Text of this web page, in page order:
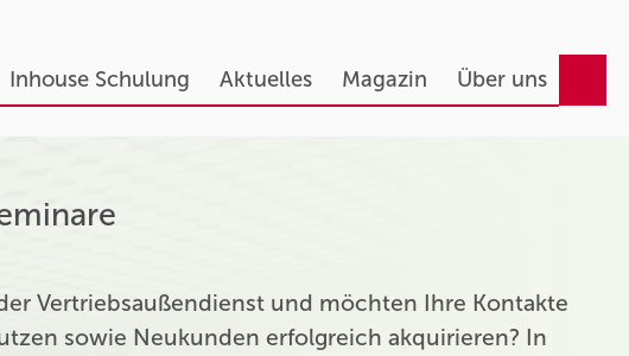
Inhouse Schulung Aktuelles Magazin Über uns
Vertriebsaußendienst und möchten Ihre Kontakte
sowie Neukunden erfolgreich akquirieren? In